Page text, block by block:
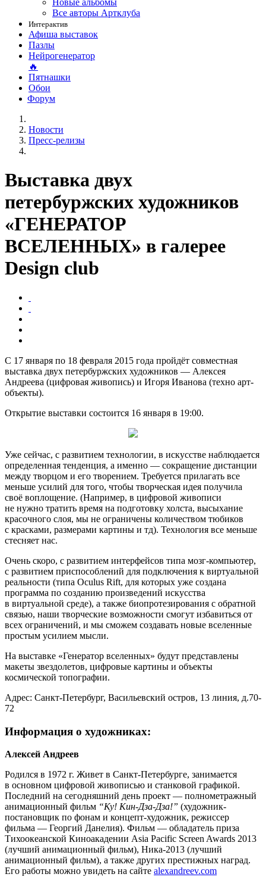
Новые альбомы
Все авторы Артклуба
Интерактив
Афиша выставок
Пазлы
Нейрогенератор
🔥
Пятнашки
Обои
Форум
Новости
Пресс-релизы
Выставка двух
петербуржских художников
«ГЕНЕРАТОР
ВСЕЛЕННЫХ» в галерее
Design club
С 17 января по 18 февраля 2015 года пройдёт совместная
выставка двух петербуржских художников — Алексея
Андреева (цифровая живопись) и Игоря Иванова (техно арт-
объекты).
Открытие выставки состоится 16 января в 19:00.
Уже сейчас, с развитием технологии, в искусстве наблюдается
определенная тенденция, а именно — сокращение дистанции
между творцом и его творением. Требуется прилагать все
меньше усилий для того, чтобы творческая идея получила
своё воплощение. (Например, в цифровой живописи
не нужно тратить время на подготовку холста, высыхание
красочного слоя, мы не ограничены количеством тюбиков
с красками, размерами картины и тд). Технология все меньше
стесняет нас.
Очень скоро, с развитием интерфейсов типа мозг-компьютер,
с развитием приспособлений для подключения к виртуальной
реальности (типа Oculus Rift, для которых уже создана
программа по созданию произведений искусства
в виртуальной среде), а также биопротезирования с обратной
связью, наши творческие возможности смогут избавиться от
всех ограничений, и мы сможем создавать новые вселенные
простым усилием мысли.
На выставке «Генератор вселенных» будут представлены
макеты звездолетов, цифровые картины и объекты
космической топографии.
Адрес: Санкт-Петербург, Васильевский остров, 13 линия, д.70-
72
Информация о художниках:
Алексей Андреев
Родился в 1972 г. Живет в Санкт-Петербурге, занимается
в основном цифровой живописью и станковой графикой.
Последний на сегодняшний день проект — полнометражный
анимационный фильм “Ку! Кин-Дза-Дза!” (художник-
постановщик по фонам и концепт-художник, режиссер
фильма — Георгий Данелия). Фильм — обладатель приза
Тихоокеанской Киноакадении Asia Pacific Screen Awards 2013
(лучший анимационный фильм), Ника-2013 (лучший
анимационный фильм), а также других престижных наград.
Его работы можно увидеть на сайте alexandreev.com